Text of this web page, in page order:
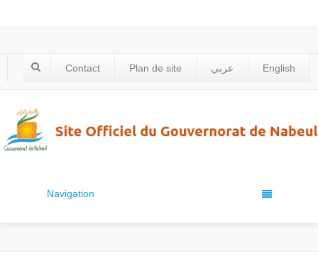
Contact Plan de site عربي English
Navigation